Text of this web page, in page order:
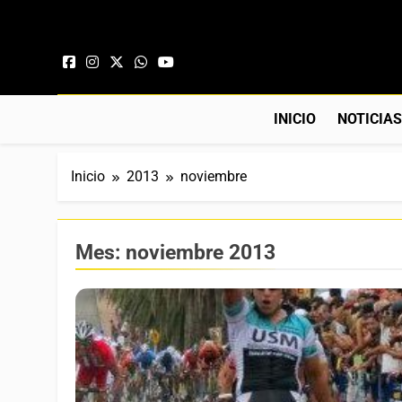
INICIO NOTICIAS
Inicio 2013 noviembre
Mes: noviembre 2013